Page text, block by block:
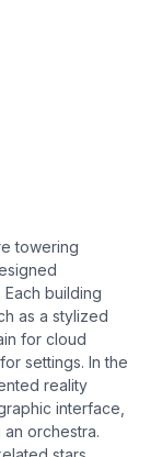
towering
building
as a stylized
for cloud
settings. In the
reality
interface,
orchestra.